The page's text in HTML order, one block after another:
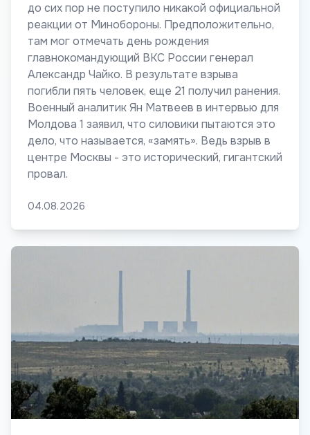
до сих пор не поступило никакой официальной
реакции от Минобороны. Предположительно,
там мог отмечать день рождения
главнокомандующий ВКС России генерал
Александр Чайко. В результате взрыва
погибли пять человек, еще 21 получил ранения.
Военный аналитик Ян Матвеев в интервью для
Молдова 1 заявил, что силовики пытаются это
дело, что называется, «замять». Ведь взрыв в
центре Москвы - это исторический, гигантский
провал.
04.08.2026